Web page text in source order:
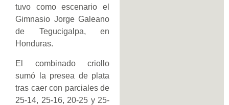
tuvo como escenario el
Gimnasio Jorge Galeano
de Tegucigalpa, en
Honduras.
El combinado criollo
sumó la presea de plata
tras caer con parciales de
25-14, 25-16, 20-25 y 25-